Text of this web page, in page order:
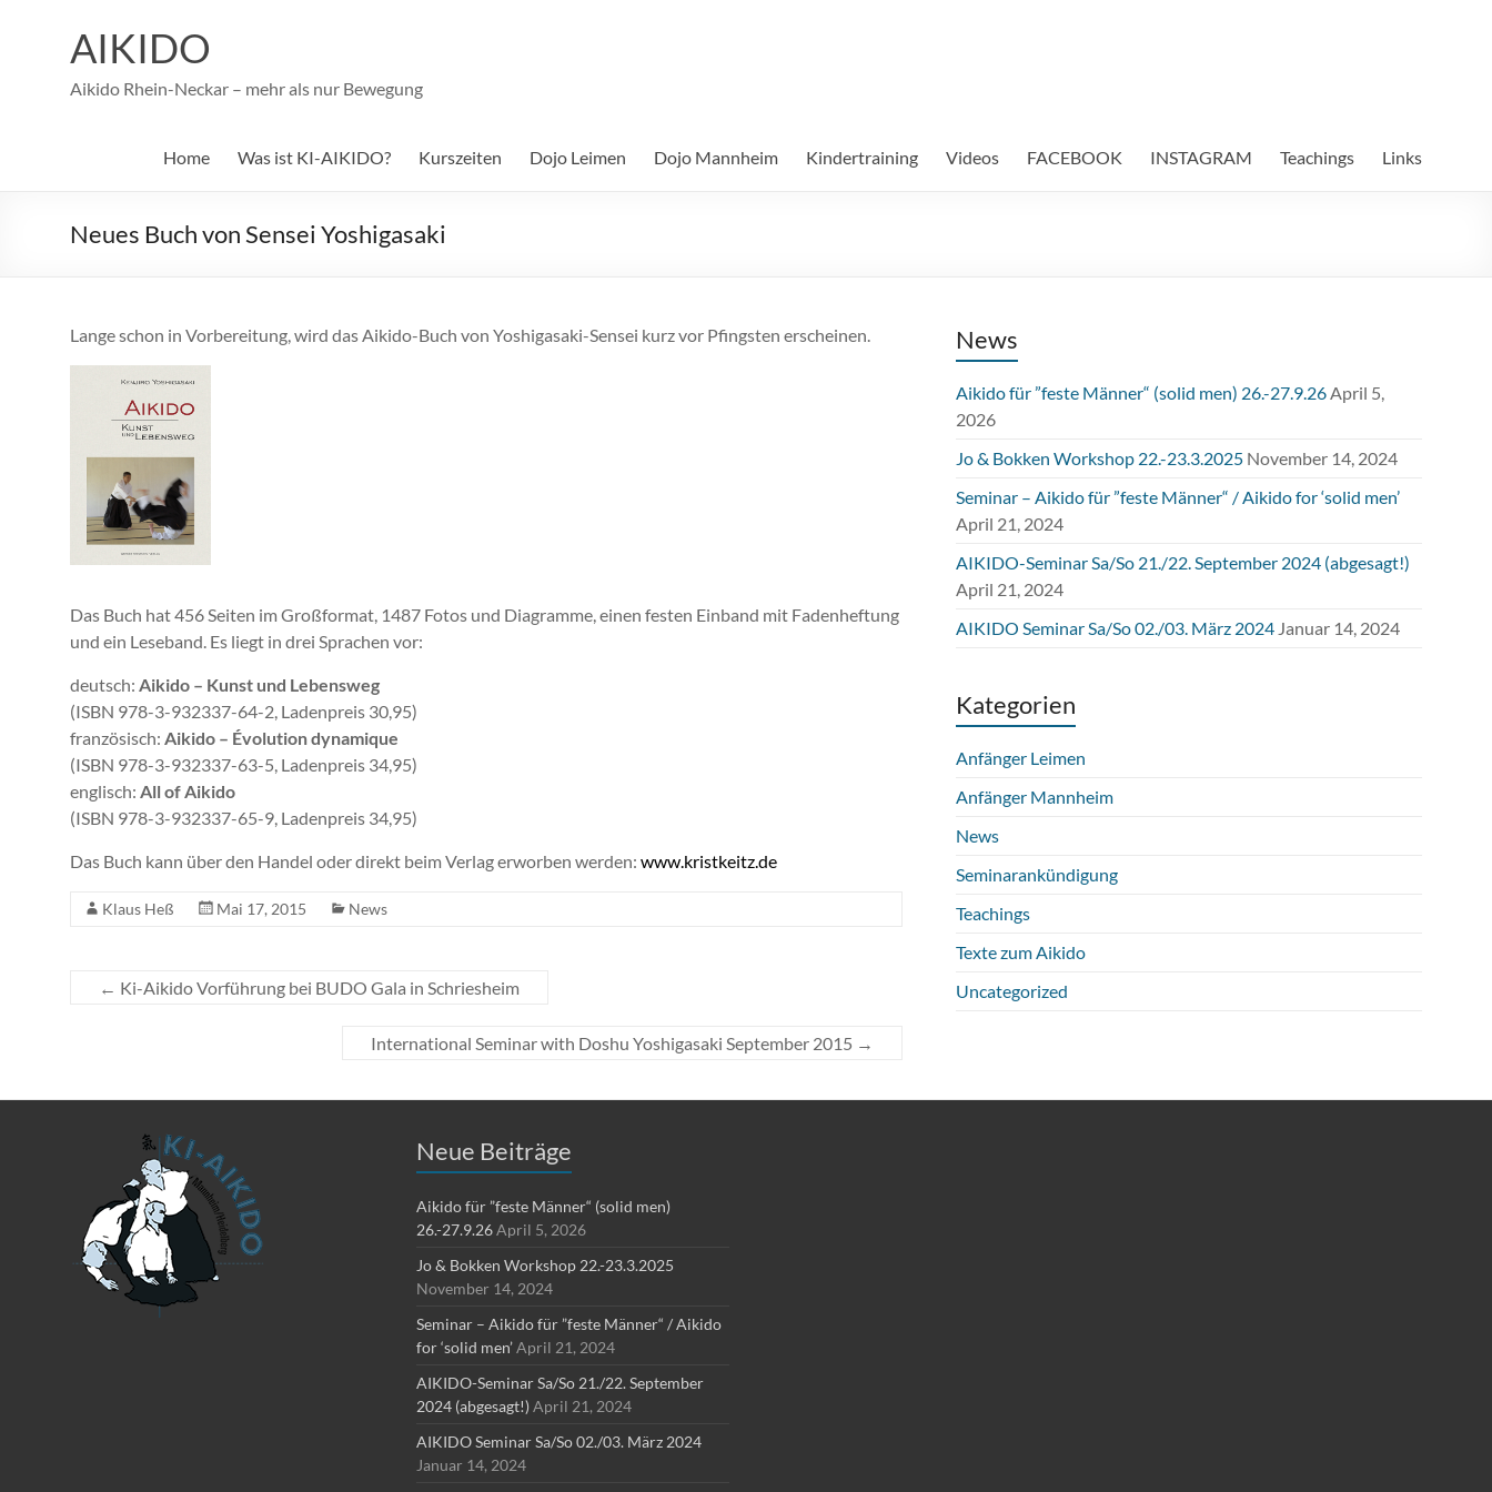
AIKIDO
Aikido Rhein-Neckar – mehr als nur Bewegung
Home Was ist KI-AIKIDO? Kurszeiten Dojo Leimen Dojo Mannheim Kindertraining Videos FACEBOOK INSTAGRAM Teachings Links
Neues Buch von Sensei Yoshigasaki
Lange schon in Vorbereitung, wird das Aikido-Buch von Yoshigasaki-Sensei kurz vor Pfingsten erscheinen.
Das Buch hat 456 Seiten im Großformat, 1487 Fotos und Diagramme, einen festen Einband mit Fadenheftung
und ein Leseband. Es liegt in drei Sprachen vor:
deutsch: Aikido – Kunst und Lebensweg
(ISBN 978-3-932337-64-2, Ladenpreis 30,95)
französisch: Aikido – Évolution dynamique
(ISBN 978-3-932337-63-5, Ladenpreis 34,95)
englisch: All of Aikido
(ISBN 978-3-932337-65-9, Ladenpreis 34,95)
Das Buch kann über den Handel oder direkt beim Verlag erworben werden: www.kristkeitz.de
Klaus Heß Mai 17, 2015 News
← Ki-Aikido Vorführung bei BUDO Gala in Schriesheim
International Seminar with Doshu Yoshigasaki September 2015 →
News
Aikido für ”feste Männer“ (solid men) 26.-27.9.26April 5,
2026
Jo & Bokken Workshop 22.-23.3.2025 November 14, 2024
Seminar – Aikido für ”feste Männer“ / Aikido for ‘solid men’
April 21, 2024
AIKIDO-Seminar Sa/So 21./22. September 2024 (abgesagt!)
April 21, 2024
AIKIDO Seminar Sa/So 02./03. März 2024 Januar 14, 2024
Kategorien
Anfänger Leimen
Anfänger Mannheim
News
Seminarankündigung
Teachings
Texte zum Aikido
Uncategorized
Neue Beiträge
Aikido für ”feste Männer“ (solid men)
26.-27.9.26April 5, 2026
Jo & Bokken Workshop 22.-23.3.2025
November 14, 2024
Seminar – Aikido für ”feste Männer“ / Aikido
for ‘solid men’April 21, 2024
AIKIDO-Seminar Sa/So 21./22. September
2024 (abgesagt!)April 21, 2024
AIKIDO Seminar Sa/So 02./03. März 2024
Januar 14, 2024